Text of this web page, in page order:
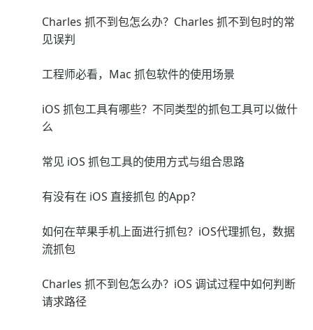
Charles 抓不到包怎么办？Charles 抓不到包时的常
见误判
工程师必看，Mac 抓包软件的使用场景
iOS 抓包工具有哪些？不同类型的抓包工具可以做什
么
常见 iOS 抓包工具的使用方式与组合思路
有没有在 iOS 直接抓包 的App？
如何在苹果手机上面进行抓包？iOS代理抓包，数据
流抓包
Charles 抓不到包怎么办？iOS 调试过程中如何判断
请求路径